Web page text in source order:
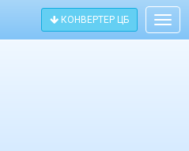
КОНВЕРТЕР ЦБ